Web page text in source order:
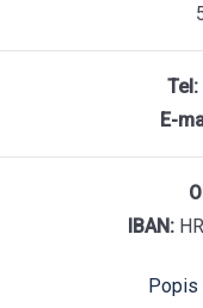
Tel:
E-
IBAN:
Popis